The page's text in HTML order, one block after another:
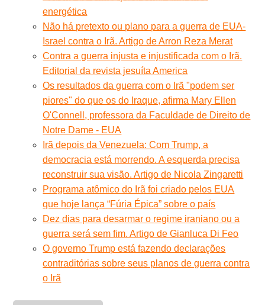
energética
Não há pretexto ou plano para a guerra de EUA-
Israel contra o Irã. Artigo de Arron Reza Merat
Contra a guerra injusta e injustificada com o Irã.
Editorial da revista jesuíta America
Os resultados da guerra com o Irã "podem ser
piores" do que os do Iraque, afirma Mary Ellen
O'Connell, professora da Faculdade de Direito de
Notre Dame - EUA
Irã depois da Venezuela: Com Trump, a
democracia está morrendo. A esquerda precisa
reconstruir sua visão. Artigo de Nicola Zingaretti
Programa atômico do Irã foi criado pelos EUA
que hoje lança “Fúria Épica” sobre o país
Dez dias para desarmar o regime iraniano ou a
guerra será sem fim. Artigo de Gianluca Di Feo
O governo Trump está fazendo declarações
contraditórias sobre seus planos de guerra contra
o Irã